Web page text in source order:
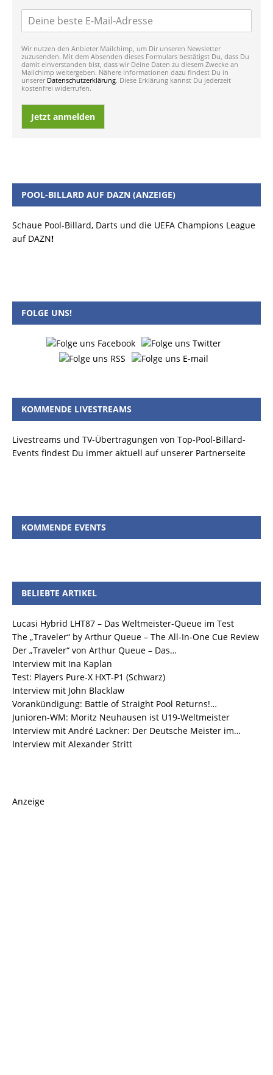
Wir nutzen den Anbieter Mailchimp, um Dir unseren Newsletter
zuzusenden. Mit dem Absenden dieses Formulars bestätigst Du, dass Du
damit einverstanden bist, dass wir Deine Daten zu diesem Zwecke an
Mailchimp weitergeben. Nähere Informationen dazu findest Du in
unserer Datenschutzerklärung. Diese Erklärung kannst Du jederzeit
kostenfrei widerrufen.
Jetzt anmelden
POOL-BILLARD AUF DAZN (ANZEIGE)
Schaue Pool-Billard, Darts und die UEFA Champions League
auf DAZN!
FOLGE UNS!
KOMMENDE LIVESTREAMS
Livestreams und TV-Übertragungen von Top-Pool-Billard-
Events findest Du immer aktuell auf unserer Partnerseite
KOMMENDE EVENTS
BELIEBTE ARTIKEL
Lucasi Hybrid LHT87 – Das Weltmeister-Queue im Test
The „Traveler“ by Arthur Queue – The All-In-One Cue Review
Der „Traveler“ von Arthur Queue – Das…
Interview mit Ina Kaplan
Test: Players Pure-X HXT-P1 (Schwarz)
Interview mit John Blacklaw
Vorankündigung: Battle of Straight Pool Returns!…
Junioren-WM: Moritz Neuhausen ist U19-Weltmeister
Interview mit André Lackner: Der Deutsche Meister im…
Interview mit Alexander Stritt
Anzeige